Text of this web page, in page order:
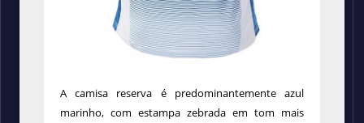
A camisa reserva é predominantemente azul
marinho, com estampa zebrada em tom mais